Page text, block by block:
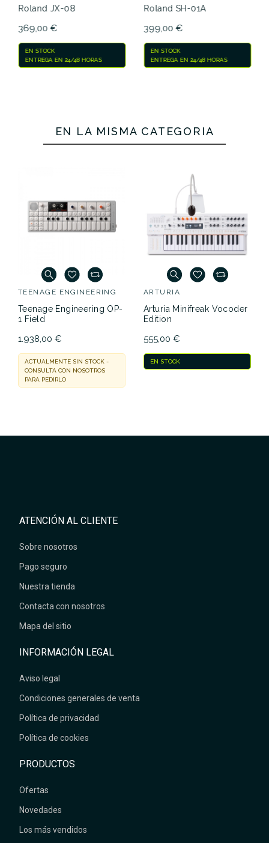
Roland JX-08
369,00 €
EN STOCK
ENTREGA EN 24/48 HORAS
Roland SH-01A
399,00 €
EN STOCK
ENTREGA EN 24/48 HORAS
EN LA MISMA CATEGORÍA
TEENAGE ENGINEERING
Teenage Engineering OP-
1 Field
1.938,00 €
ACTUALMENTE SIN STOCK -
CONSULTA CON NOSOTROS
PARA PEDIRLO
ARTURIA
Arturia Minifreak Vocoder
Edition
555,00 €
EN STOCK
ATENCIÓN AL CLIENTE
Sobre nosotros
Pago seguro
Nuestra tienda
Contacta con nosotros
Mapa del sitio
INFORMACIÓN LEGAL
Aviso legal
Condiciones generales de venta
Política de privacidad
Política de cookies
PRODUCTOS
Ofertas
Novedades
Los más vendidos